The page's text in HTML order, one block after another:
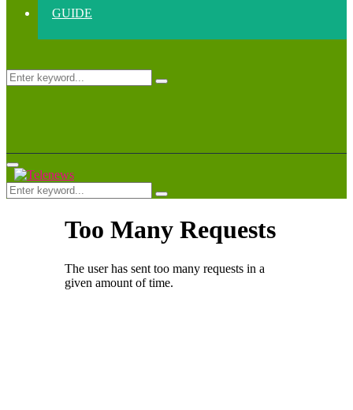
GUIDE
Search
Search
Primary
Menu
Search
for:
Search